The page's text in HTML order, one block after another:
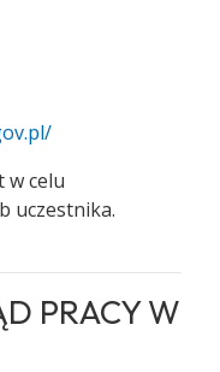
w celu
uczestnika.
PRACY W